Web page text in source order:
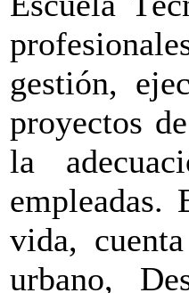
gestión,
proyectos
la
empleadas.
vida,
urbano,